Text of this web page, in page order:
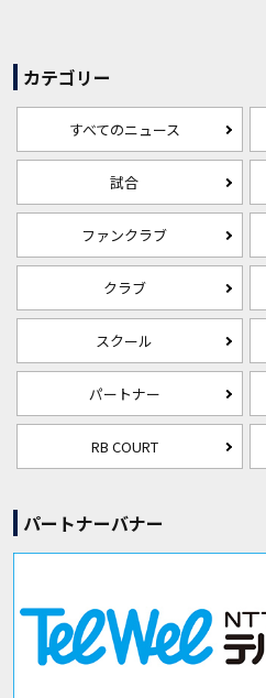
カテゴリー
すべてのニュース
試合
ファンクラブ
クラブ
スクール
パートナー
RB COURT
パートナーバナー